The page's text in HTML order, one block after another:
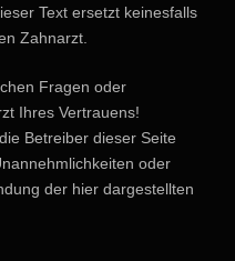
Text ersetzt keinesfalls
Zahnarzt.
Fragen oder
Ihres Vertrauens!
Betreiber dieser Seite
oder
der hier dargestellten